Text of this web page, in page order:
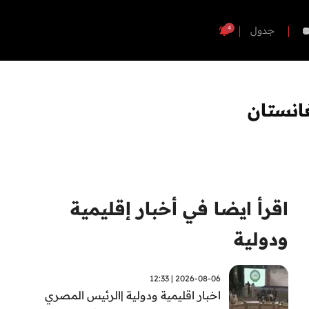
جدول 4
اقرأ ايضا في أخبار إقليمية
ودولية
2026-08-06 | 12:33
اخبار اقليمية ودولية |الرئيس المصري